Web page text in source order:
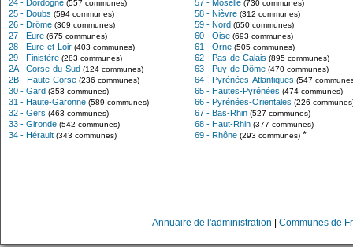
24 - Dordogne (557 communes)
25 - Doubs (594 communes)
26 - Drôme (369 communes)
27 - Eure (675 communes)
28 - Eure-et-Loir (403 communes)
29 - Finistère (283 communes)
2A - Corse-du-Sud (124 communes)
2B - Haute-Corse (236 communes)
30 - Gard (353 communes)
31 - Haute-Garonne (589 communes)
32 - Gers (463 communes)
33 - Gironde (542 communes)
34 - Hérault (343 communes)
57 - Moselle (730 communes)
58 - Nièvre (312 communes)
59 - Nord (650 communes)
60 - Oise (693 communes)
61 - Orne (505 communes)
62 - Pas-de-Calais (895 communes)
63 - Puy-de-Dôme (470 communes)
64 - Pyrénées-Atlantiques (547
65 - Hautes-Pyrénées (474 communes)
66 - Pyrénées-Orientales (226
67 - Bas-Rhin (527 communes)
68 - Haut-Rhin (377 communes)
69 - Rhône (293 communes) *
Annuaire de l'administration Communes de